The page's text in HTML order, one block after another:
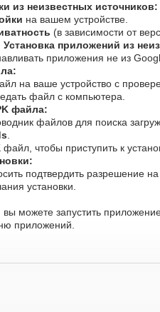
из неизвестных источников:
на вашем устройстве.
(в зависимости от
Установка приложений из
приложения не из
на ваше устройство с
файл с компьютера.
файла:
файлов для поиска
чтобы приступить к
подтвердить разрешение
установки.
вы можете запустить
приложений.